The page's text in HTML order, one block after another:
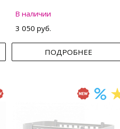
В наличии
3 050 руб.
ПОДРОБНЕЕ